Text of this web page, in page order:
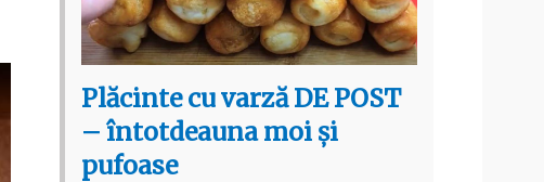
Plăcinte cu varză DE POST
– întotdeauna moi și
pufoase